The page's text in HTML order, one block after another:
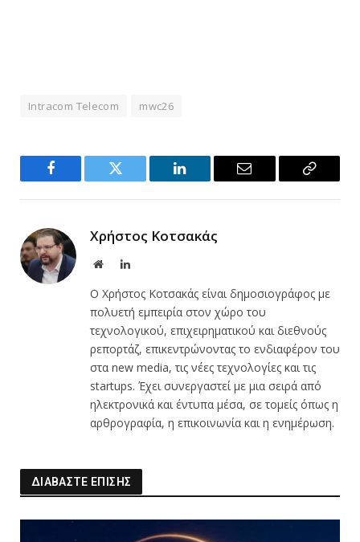
Intracom Telecom mwc26
Facebook Twitter LinkedIn Email
Copy
Χρήστος Κοτσακάς
WebsiteLinkedIn
Ο Χρήστος Κοτσακάς είναι δημοσιογράφος με
πολυετή εμπειρία στον χώρο του
τεχνολογικού, επιχειρηματικού και διεθνούς
ρεπορτάζ, επικεντρώνοντας το ενδιαφέρον του
στα new media, τις νέες τεχνολογίες και τις
startups. Έχει συνεργαστεί με μια σειρά από
ηλεκτρονικά και έντυπα μέσα, σε τομείς όπως η
αρθρογραφία, η επικοινωνία και η ενημέρωση.
ΔΙΑΒΑΣΤΕ ΕΠΙΣΗΣ